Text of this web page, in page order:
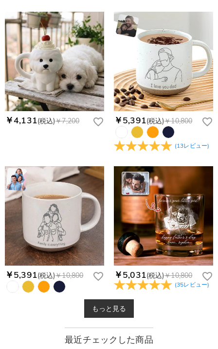
￥4,131(税込)￥7,200 ￥5,391(税込)￥10,800
(13レビュー)
￥5,391(税込)￥10,800 ￥5,031(税込)￥10,800
(35レビュー)
もっと見る
最近チェックした商品